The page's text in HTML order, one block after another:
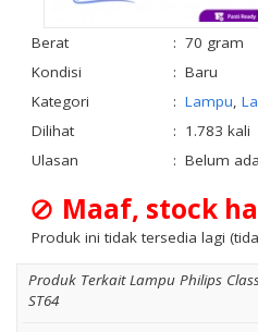
Berat : 70 gram
Kondisi
: Baru
Kategori
: Lampu
Dilihat
: 1.783 kali
Ulasan
: Belum
Maaf, stock
Produk ini tidak tersedia lagi
Produk Terkait Lampu Philips
ST64